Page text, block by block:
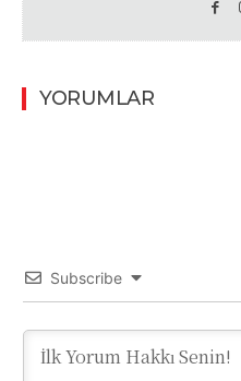
YORUMLAR
Subscribe